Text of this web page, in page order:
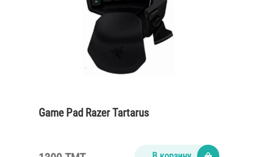
Game Pad Razer Tartarus